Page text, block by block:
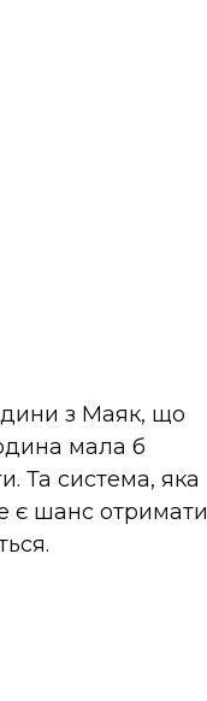
з Маяк, що
мала б
Та система, яка
є шанс отримати